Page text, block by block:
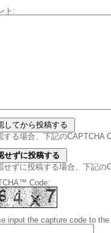
ト:
る場合、下記のCAPTCHA
ずに投稿する場合、下記の
Code:
input the capture code to